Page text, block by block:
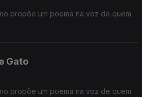
propõe um poema na voz de quem
Gato
propõe um poema na voz de quem